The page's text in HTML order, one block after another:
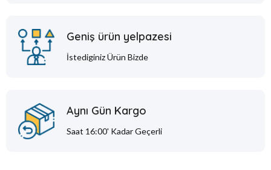
Geniş ürün yelpazesi
İstediginiz Ürün Bizde
Aynı Gün Kargo
Saat 16:00' Kadar Geçerli